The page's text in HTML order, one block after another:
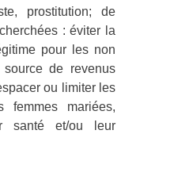
prostitution; de
: éviter la
pour les non
de revenus
ou limiter les
femmes mariées,
santé et/ou leur